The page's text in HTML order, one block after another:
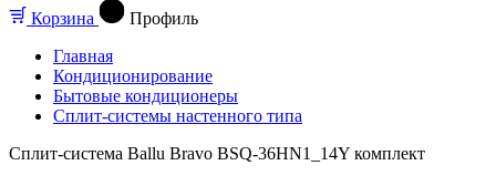
Корзина
Профиль
Главная
Кондиционирование
Бытовые кондиционеры
Сплит-системы настенного типа
Сплит-система Ballu Bravo BSQ-36HN1_14Y комплект